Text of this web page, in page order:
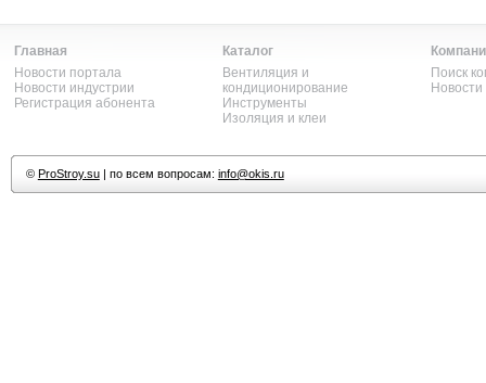
Главная
Новости портала
Новости индустрии
Регистрация абонента
Каталог
Вентиляция и
кондиционирование
Инструменты
Изоляция и клеи
Поиск
© ProStroy.su| по всем вопросам: info@okis.ru